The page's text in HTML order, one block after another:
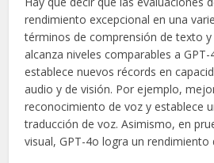
rendimiento excepcional en una
términos de comprensión de texto
alcanza niveles comparables a
establece nuevos récords en
audio y de visión. Por ejemplo,
reconocimiento de voz y establece
traducción de voz. Asimismo, en
visual, GPT-4o logra un rendimiento